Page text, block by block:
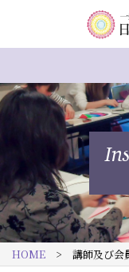
一
社
団
法
人
日
本
ロ
内
ま
キ
ッ
プ
す
メ
ン
ゲ
ー
シ
ョ
HOME > 講師及び会